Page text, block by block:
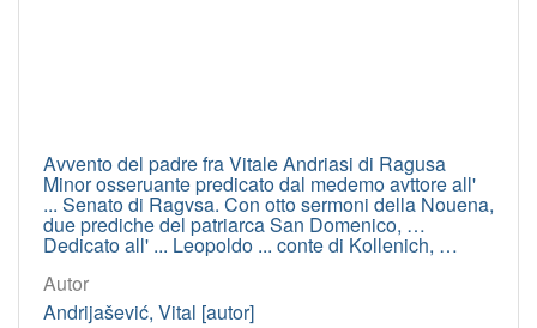
Avvento del padre fra Vitale Andriasi di Ragusa
Minor osseruante predicato dal medemo avttore all'
... Senato di Ragvsa. Con otto sermoni della Nouena,
due prediche del patriarca San Domenico, …
Dedicato all' ... Leopoldo ... conte di Kollenich, …
Autor
Andrijašević, Vital [autor]